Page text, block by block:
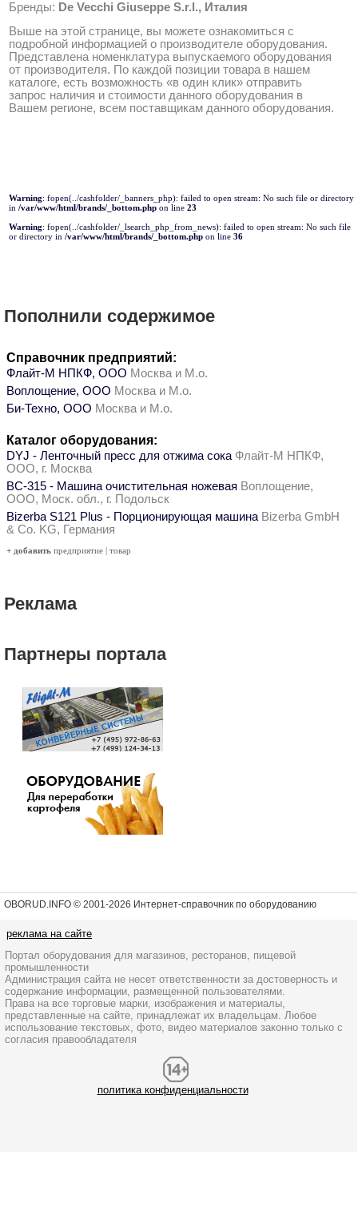
Бренды: De Vecchi Giuseppe S.r.l., Италия
Выше на этой странице, вы можете ознакомиться с
подробной информацией о производителе оборудования.
Представлена номенклатура выпускаемого оборудования
от производителя. По каждой позиции товара в нашем
каталоге, есть возможность «в один клик» отправить
запрос наличия и стоимости данного оборудования в
Вашем регионе, всем поставщикам данного оборудования.
Warning: fopen(../cashfolder/_banners_php): failed to open stream: No such file or directory
in /var/www/html/brands/_bottom.php on line 23
Warning: fopen(../cashfolder/_lsearch_php_from_news): failed to open stream: No such file
or directory in /var/www/html/brands/_bottom.php on line 36
Пополнили содержимое
Справочник предприятий:
Флайт-М НПКФ, ООО Москва и М.о.
Воплощение, ООО Москва и М.о.
Би-Техно, ООО Москва и М.о.
Каталог оборудования:
DYJ - Ленточный пресс для отжима сока Флайт-М НПКФ,
ООО, г. Москва
ВС-315 - Машина очистительная ножевая Воплощение,
ООО, Моск. обл., г. Подольск
Bizerba S121 Plus - Порционирующая машина Bizerba GmbH
& Co. KG, Германия
+ добавить предприятие | товар
Реклама
Партнеры портала
OBORUD.INFO © 2001-2026 Интернет-справочник по оборудованию
реклама на сайте
Портал оборудования для магазинов, ресторанов, пищевой
промышленности
Администрация сайта не несет ответственности за достоверность и
содержание информации, размещенной пользователями.
Права на все торговые марки, изображения и материалы,
представленные на сайте, принадлежат их владельцам. Любое
использование текстовых, фото, видео материалов законно только с
согласия правообладателя
политика конфиденциальности